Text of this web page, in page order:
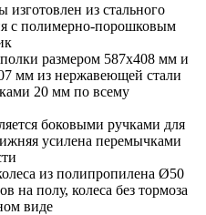
из стального
с полимерно-порошковым
размером 587x408 мм и
мм из нержавеющей стали
20 мм по всему
боковыми ручками для
усилена перемычками
из полипропилена Ø50
на полу, колеса без тормоза
виде